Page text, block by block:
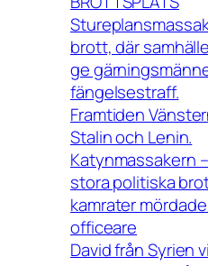
brott, där
ge
fängelsestraff.
Framtiden
Stalin och Lenin.
Katynmassakern
stora politiska
kamrater
officeare
David från Syrien